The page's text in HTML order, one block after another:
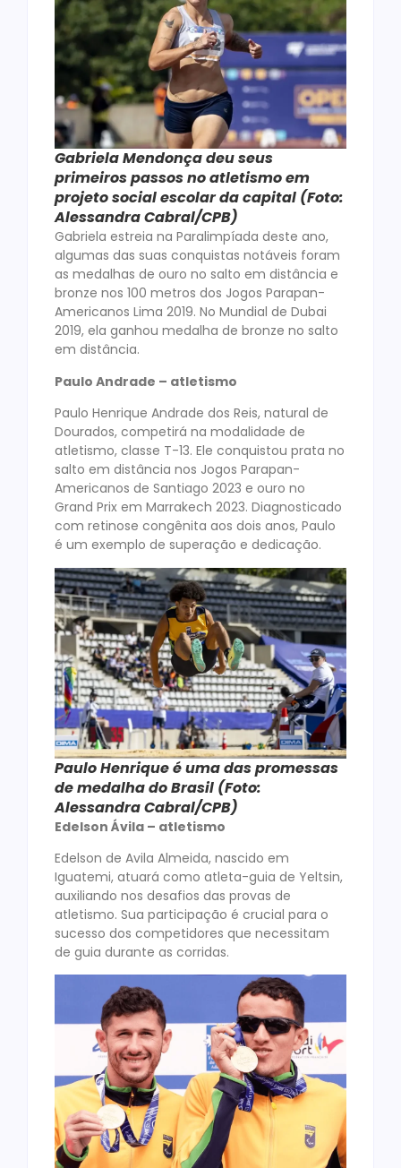
Gabriela Mendonça deu seus
primeiros passos no atletismo em
projeto social escolar da capital (Foto:
Alessandra Cabral/CPB)
Gabriela estreia na Paralimpíada deste ano,
algumas das suas conquistas notáveis foram
as medalhas de ouro no salto em distância e
bronze nos 100 metros dos Jogos Parapan-
Americanos Lima 2019. No Mundial de Dubai
2019, ela ganhou medalha de bronze no salto
em distância.
Paulo Andrade – atletismo
Paulo Henrique Andrade dos Reis, natural de
Dourados, competirá na modalidade de
atletismo, classe T-13. Ele conquistou prata no
salto em distância nos Jogos Parapan-
Americanos de Santiago 2023 e ouro no
Grand Prix em Marrakech 2023. Diagnosticado
com retinose congênita aos dois anos, Paulo
é um exemplo de superação e dedicação.
Paulo Henrique é uma das promessas
de medalha do Brasil (Foto:
Alessandra Cabral/CPB)
Edelson Ávila – atletismo
Edelson de Avila Almeida, nascido em
Iguatemi, atuará como atleta-guia de Yeltsin,
auxiliando nos desafios das provas de
atletismo. Sua participação é crucial para o
sucesso dos competidores que necessitam
de guia durante as corridas.